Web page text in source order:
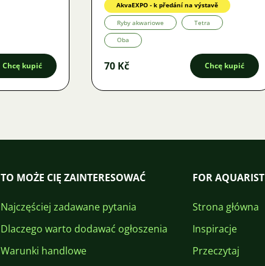
Chcę kupić
AkvaEXPO - k předání na výstavě
Ryby akwariowe Tetra
Oba
70 Kč Chcę kupić
TO MOŻE CIĘ ZAINTERESOWAĆ
Najczęściej zadawane pytania
Dlaczego warto dodawać ogłoszenia
Warunki handlowe
FOR AQUARIST
Strona główna
Inspiracje
Przeczytaj